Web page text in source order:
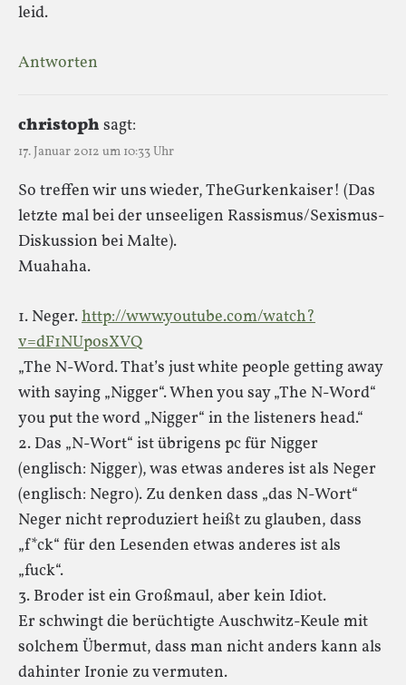
leid.
Antworten
christoph sagt:
17. Januar 2012 um 10:33 Uhr
So treffen wir uns wieder, TheGurkenkaiser! (Das
letzte mal bei der unseeligen Rassismus/Sexismus-
Diskussion bei Malte).
Muahaha.
1. Neger.http://www.youtube.com/watch?
v=dF1NUposXVQ
„The N-Word. That’s just white people getting away
with saying „Nigger“. When you say „The N-Word“
you put the word „Nigger“ in the listeners head.“
2. Das „N-Wort“ ist übrigens pc für Nigger
(englisch: Nigger), was etwas anderes ist als Neger
(englisch: Negro). Zu denken dass „das N-Wort“
Neger nicht reproduziert heißt zu glauben, dass
„f*ck“ für den Lesenden etwas anderes ist als
„fuck“.
3. Broder ist ein Großmaul, aber kein Idiot.
Er schwingt die berüchtigte Auschwitz-Keule mit
solchem Übermut, dass man nicht anders kann als
dahinter Ironie zu vermuten.